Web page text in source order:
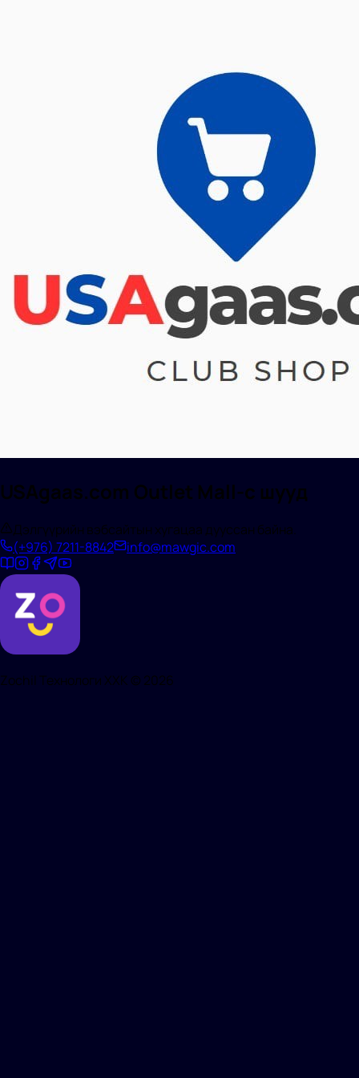
USAgaas.com Outlet Mall-с шууд
Дэлгүүрийн вэбсайтын хугацаа дууссан байна.
(+976) 7211-8842 info@mawgic.com
Zochil Технологи ХХК © 2026